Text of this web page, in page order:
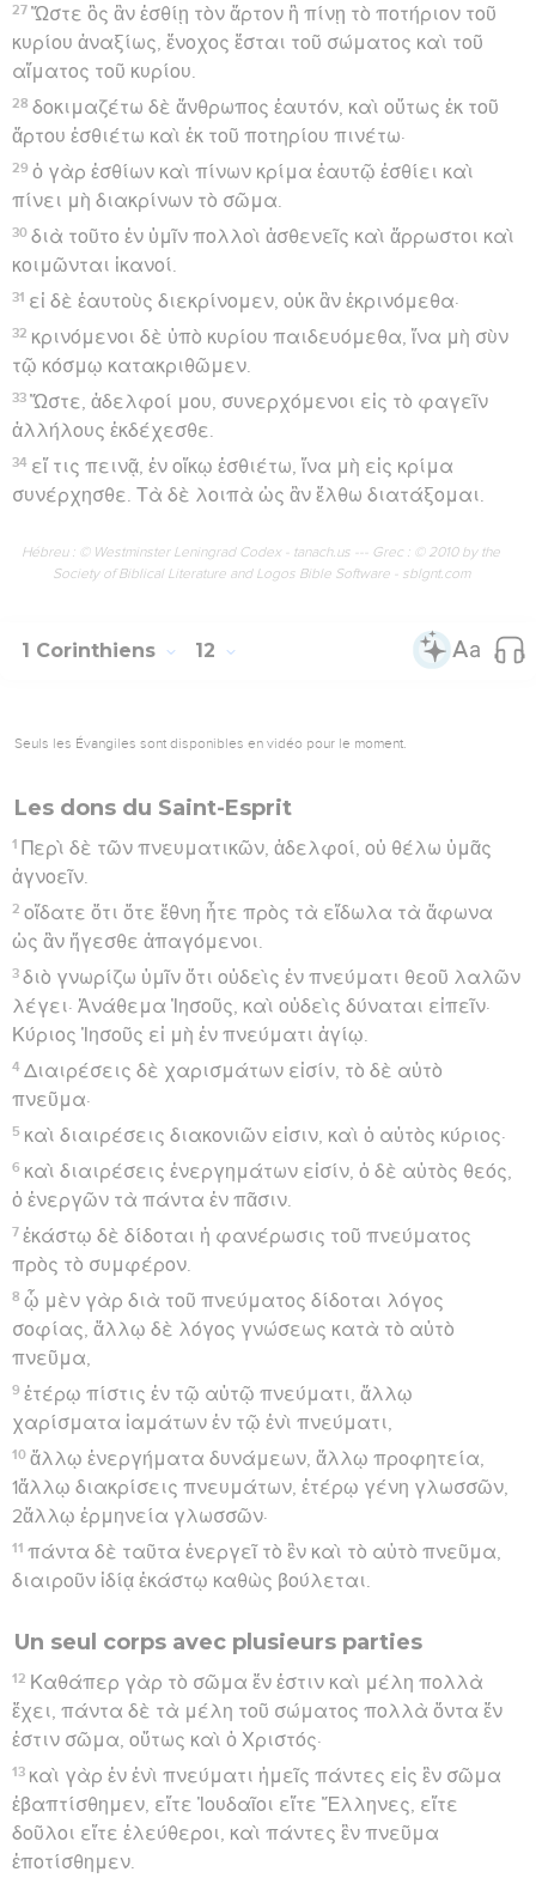
27 Ὥστε ὃς ἂν ἐσθίῃ τὸν ἄρτον ἢ πίνῃ τὸ ποτήριον τοῦ
κυρίου ἀναξίως, ἔνοχος ἔσται τοῦ σώματος καὶ τοῦ
αἵματος τοῦ κυρίου.
28 δοκιμαζέτω δὲ ἄνθρωπος ἑαυτόν, καὶ οὕτως ἐκ τοῦ
ἄρτου ἐσθιέτω καὶ ἐκ τοῦ ποτηρίου πινέτω·
29 ὁ γὰρ ἐσθίων καὶ πίνων κρίμα ἑαυτῷ ἐσθίει καὶ
πίνει μὴ διακρίνων τὸ σῶμα.
30 διὰ τοῦτο ἐν ὑμῖν πολλοὶ ἀσθενεῖς καὶ ἄρρωστοι καὶ
κοιμῶνται ἱκανοί.
31 εἰ δὲ ἑαυτοὺς διεκρίνομεν, οὐκ ἂν ἐκρινόμεθα·
32 κρινόμενοι δὲ ὑπὸ κυρίου παιδευόμεθα, ἵνα μὴ σὺν
τῷ κόσμῳ κατακριθῶμεν.
33 Ὥστε, ἀδελφοί μου, συνερχόμενοι εἰς τὸ φαγεῖν
ἀλλήλους ἐκδέχεσθε.
34 εἴ τις πεινᾷ, ἐν οἴκῳ ἐσθιέτω, ἵνα μὴ εἰς κρίμα
συνέρχησθε. Τὰ δὲ λοιπὰ ὡς ἂν ἔλθω διατάξομαι.
Hébreu : © Westminster Leningrad Codex - tanach.us --- Grec : © 2010 by the
Society of Biblical Literature and Logos Bible Software - sblgnt.com
1 Corinthiens 12
Seuls les Évangiles sont disponibles en vidéo pour le moment.
Les dons du Saint-Esprit
1 Περὶ δὲ τῶν πνευματικῶν, ἀδελφοί, οὐ θέλω ὑμᾶς
ἀγνοεῖν.
2 οἴδατε ὅτι ὅτε ἔθνη ἦτε πρὸς τὰ εἴδωλα τὰ ἄφωνα
ὡς ἂν ἤγεσθε ἀπαγόμενοι.
3 διὸ γνωρίζω ὑμῖν ὅτι οὐδεὶς ἐν πνεύματι θεοῦ λαλῶν
λέγει· Ἀνάθεμα Ἰησοῦς, καὶ οὐδεὶς δύναται εἰπεῖν·
Κύριος Ἰησοῦς εἰ μὴ ἐν πνεύματι ἁγίῳ.
4 Διαιρέσεις δὲ χαρισμάτων εἰσίν, τὸ δὲ αὐτὸ
πνεῦμα·
5 καὶ διαιρέσεις διακονιῶν εἰσιν, καὶ ὁ αὐτὸς κύριος·
6 καὶ διαιρέσεις ἐνεργημάτων εἰσίν, ὁ δὲ αὐτὸς θεός,
ὁ ἐνεργῶν τὰ πάντα ἐν πᾶσιν.
7 ἑκάστῳ δὲ δίδοται ἡ φανέρωσις τοῦ πνεύματος
πρὸς τὸ συμφέρον.
8 ᾧ μὲν γὰρ διὰ τοῦ πνεύματος δίδοται λόγος
σοφίας, ἄλλῳ δὲ λόγος γνώσεως κατὰ τὸ αὐτὸ
πνεῦμα,
9 ἑτέρῳ πίστις ἐν τῷ αὐτῷ πνεύματι, ἄλλῳ
χαρίσματα ἰαμάτων ἐν τῷ ἑνὶ πνεύματι,
10 ἄλλῳ ἐνεργήματα δυνάμεων, ἄλλῳ προφητεία,
1ἄλλῳ διακρίσεις πνευμάτων, ἑτέρῳ γένη γλωσσῶν,
2ἄλλῳ ἑρμηνεία γλωσσῶν·
11 πάντα δὲ ταῦτα ἐνεργεῖ τὸ ἓν καὶ τὸ αὐτὸ πνεῦμα,
διαιροῦν ἰδίᾳ ἑκάστῳ καθὼς βούλεται.
Un seul corps avec plusieurs parties
12 Καθάπερ γὰρ τὸ σῶμα ἕν ἐστιν καὶ μέλη πολλὰ
ἔχει, πάντα δὲ τὰ μέλη τοῦ σώματος πολλὰ ὄντα ἕν
ἐστιν σῶμα, οὕτως καὶ ὁ Χριστός·
13 καὶ γὰρ ἐν ἑνὶ πνεύματι ἡμεῖς πάντες εἰς ἓν σῶμα
ἐβαπτίσθημεν, εἴτε Ἰουδαῖοι εἴτε Ἕλληνες, εἴτε
δοῦλοι εἴτε ἐλεύθεροι, καὶ πάντες ἓν πνεῦμα
ἐποτίσθημεν.